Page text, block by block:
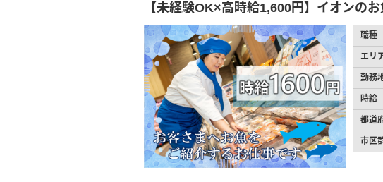
【未経験OK×高時給1,600円】イオンの
職種
エリ
勤務
時給
都道
市区